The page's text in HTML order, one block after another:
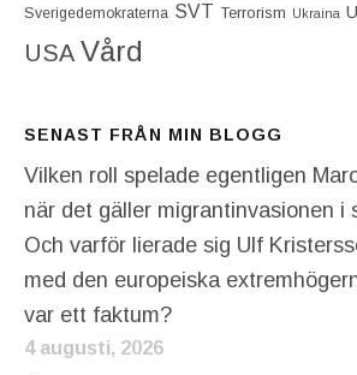
Sverigedemokraterna SVT Terrorism Ukraina
USA Vård
SENAST FRÅN MIN BLOGG
Vilken roll spelade egentligen
när det gäller migrantinvasionen i
Och varför lierade sig Ulf
med den europeiska
var ett faktum?
4 augusti, 2026